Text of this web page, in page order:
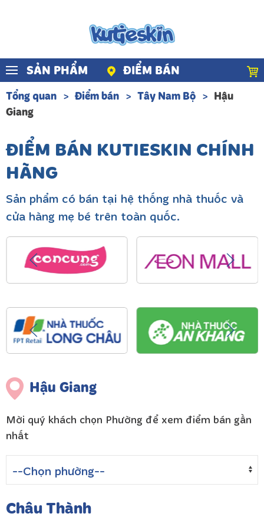
Skip to main content
SẢN PHẨM ĐIỂM BÁN
Tổng quan Điểm bán Tây Nam Bộ
Hậu
Giang
ĐIỂM BÁN KUTIESKIN CHÍNH
HÃNG
Sản phẩm có bán tại hệ thống nhà thuốc và
cửa hàng mẹ bé trên toàn quốc.
Hậu Giang
Mời quý khách chọn Phường để xem điểm bán gần
nhất
Châu Thành